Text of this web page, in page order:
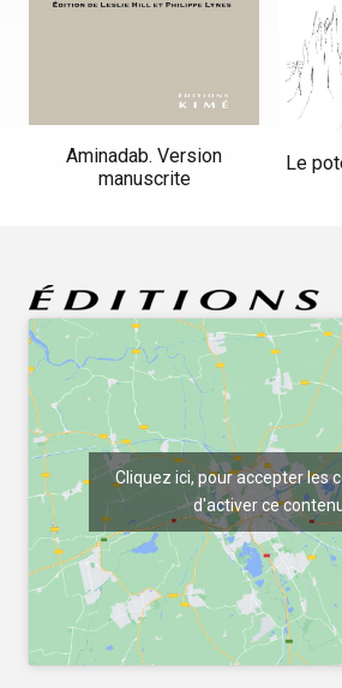
Aminadab. Version
manuscrite
Le
Cliquez ici, pour accepter les
d'activer ce